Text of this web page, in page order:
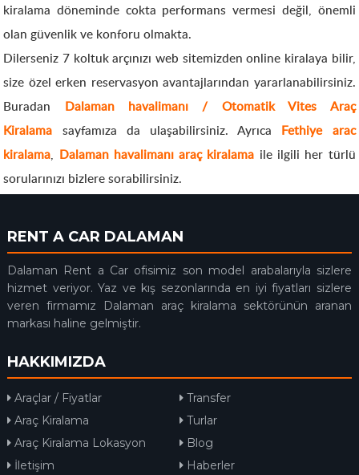
kiralama döneminde cokta performans vermesi değil, önemli
olan güvenlik ve konforu olmakta.
Dilerseniz 7 koltuk arçınızı web sitemizden online kiralaya bilir,
size özel erken reservasyon avantajlarından yararlanabilirsiniz.
Buradan Dalaman havalimanı / Otomatik Vites Araç
Kiralama sayfamıza da ulaşabilirsiniz. Ayrıca Fethiye arac
kiralama, Dalaman havalimanı araç kiralama ile ilgili her türlü
sorularınızı bizlere sorabilirsiniz.
RENT A CAR DALAMAN
Dalaman Rent a Car ofisimiz son model arabalarıyla sizlere
hizmet veriyor. Yaz ve kış sezonlarında en iyi fiyatları sizlere
veren firmamız Dalaman araç kiralama sektörünün aranan
markası haline gelmiştir.
HAKKIMIZDA
Araçlar / Fiyatlar
Transfer
Araç Kiralama
Turlar
Araç Kiralama Lokasyon
Blog
İletişim
Haberler